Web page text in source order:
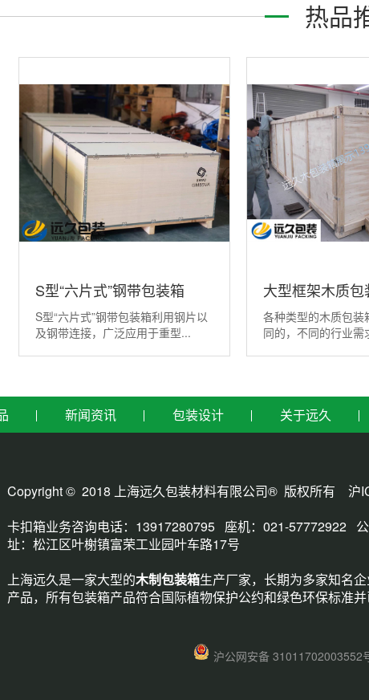
热品
S型“六片式”钢带包装箱
S型“六片式”钢带包装箱利用钢片以
及钢带连接，广泛应用于重型...
大型框架木质包
各种类型的木质包装
同的，不同的行业需
新闻资讯 包装设计 关于远久
Copyright © 2018 上海远久包装材料有限公司® 版权所有 沪
卡扣箱业务咨询电话：13917280795 座机：021-57772922 公
址：松江区叶榭镇富荣工业园叶车路17号
上海远久是一家大型的木制包装箱生产厂家，长期为多家知名
产品，所有包装箱产品符合国际植物保护公约和绿色环保标准
沪公网安备 31011702003552